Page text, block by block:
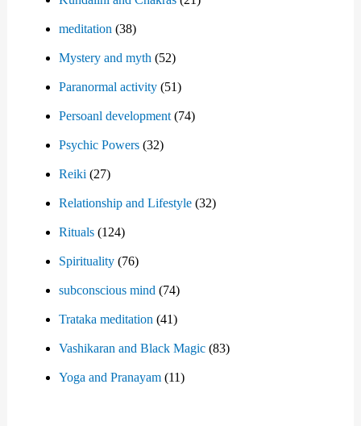
meditation(38)
Mystery and myth(52)
Paranormal activity(51)
Persoanl development(74)
Psychic Powers(32)
Reiki(27)
Relationship and Lifestyle(32)
Rituals(124)
Spirituality(76)
subconscious mind(74)
Trataka meditation(41)
Vashikaran and Black Magic(83)
Yoga and Pranayam(11)